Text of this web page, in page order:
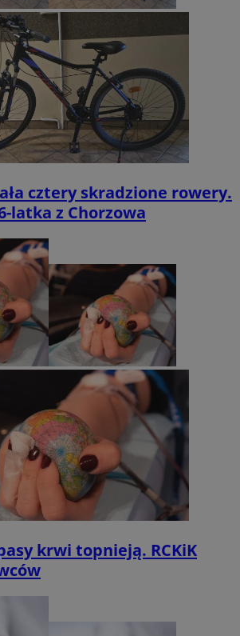
cztery skradzione rowery.
latka z Chorzowa
krwi topnieją. RCKiK